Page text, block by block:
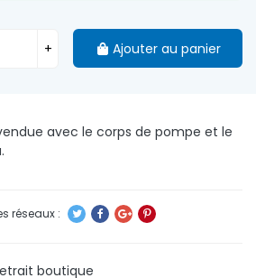
avec le corps de pompe et le
boutique
+ Ajouter au panier